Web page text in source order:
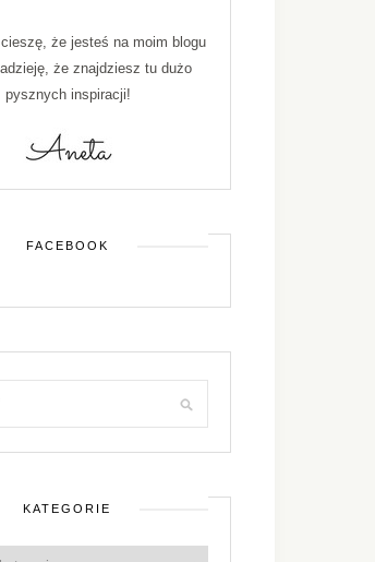
że jesteś na moim blogu
że znajdziesz tu dużo
pysznych inspiracji!
FACEBOOK
KATEGORIE